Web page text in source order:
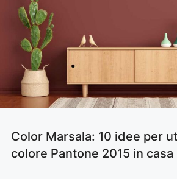
Color Marsala: 10 idee per
colore Pantone 2015 in casa